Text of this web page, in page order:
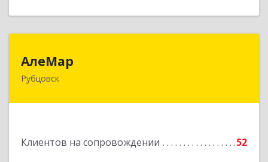
АлеМар
Рубцовск
Клиентов на сопровождении 52